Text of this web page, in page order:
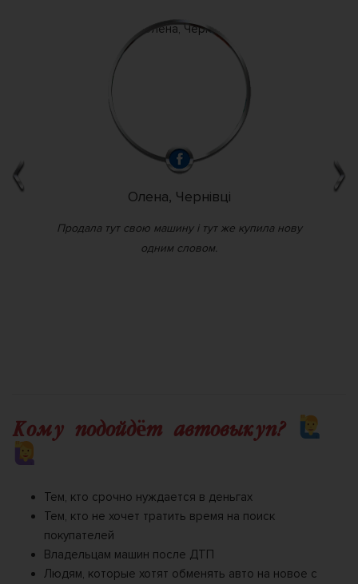
Олена, Чернівці
Продала тут свою машину і тут же купила нову
одним словом.
Кому подойдёт автовыкуп?
Тем, кто срочно нуждается в деньгах
Тем, кто не хочет тратить время на поиск
покупателей
Владельцам машин после ДТП
Людям, которые хотят обменять авто на новое с